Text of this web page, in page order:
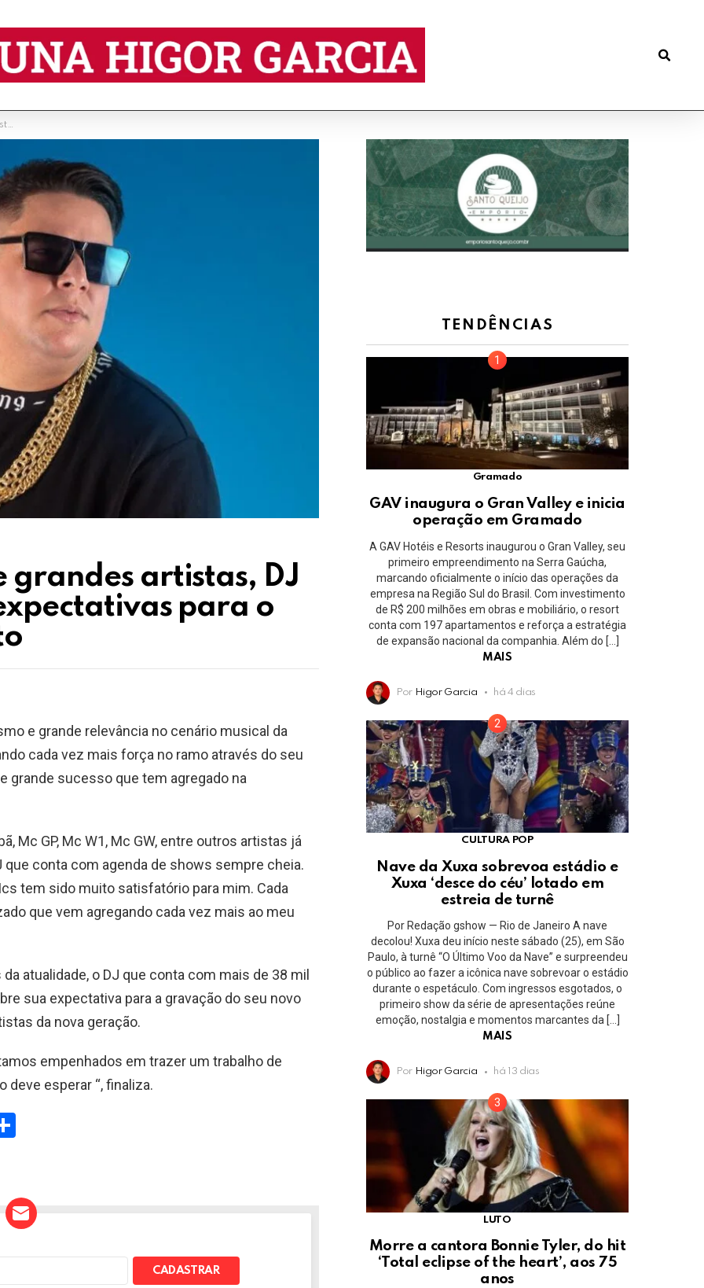
grandes artistas, DJ
para o
e grande relevância no cenário musical da
cada vez mais força no ramo através do seu
grande sucesso que tem agregado na
Mc GP, Mc W1, Mc GW, entre outros artistas já
conta com agenda de shows sempre cheia.
tem sido muito satisfatório para mim. Cada
que vem agregando cada vez mais ao meu
atualidade, o DJ que conta com mais de 38 mil
sua expectativa para a gravação do seu novo
da nova geração.
empenhados em trazer um trabalho de
deve esperar “, finaliza.
e
TENDÊNCIAS
Gramado
GAV inaugura o Gran Valley e inicia
operação em Gramado
A GAV Hotéis e Resorts inaugurou o Gran Valley, seu
primeiro empreendimento na Serra Gaúcha,
marcando oficialmente o início das operações da
empresa na Região Sul do Brasil. Com investimento
de R$ 200 milhões em obras e mobiliário, o resort
conta com 197 apartamentos e reforça a estratégia
de expansão nacional da companhia. Além do […]
MAIS
Por Higor Garcia há 4 dias
CULTURA POP
Nave da Xuxa sobrevoa estádio e
Xuxa ‘desce do céu’ lotado em
estreia de turnê
Por Redação gshow — Rio de Janeiro A nave
decolou! Xuxa deu início neste sábado (25), em São
Paulo, à turnê “O Último Voo da Nave” e surpreendeu
o público ao fazer a icônica nave sobrevoar o estádio
durante o espetáculo. Com ingressos esgotados, o
primeiro show da série de apresentações reúne
emoção, nostalgia e momentos marcantes da […]
MAIS
Por Higor Garcia há 13 dias
LUTO
Morre a cantora Bonnie Tyler, do hit
‘Total eclipse of the heart’, aos 75
anos